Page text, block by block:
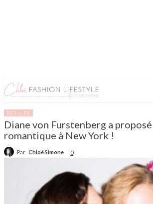
DÉFILÉS
Diane von Furstenberg a
romantique à New York !
Par Chloé Simone 0